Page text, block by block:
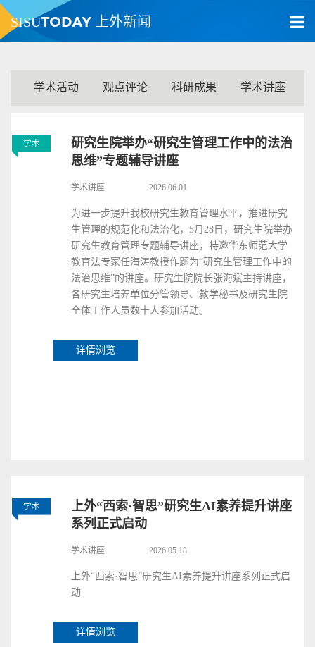
SISUTODAY 上外新闻
学术活动 观点评论 科研成果 学术讲座
学术
研究生院举办“研究生管理工作中的法治
思维”专题辅导讲座
学术讲座 2026.06.01
为进一步提升我校研究生教育管理水平，推进研究
生管理的规范化和法治化，5月28日，研究生院举办
研究生教育管理专题辅导讲座，特邀华东师范大学
教育法专家任海涛教授作题为“研究生管理工作中的
法治思维”的讲座。研究生院院长张海斌主持讲座，
各研究生培养单位分管领导、教学秘书及研究生院
全体工作人员数十人参加活动。
详情浏览
学术
上外“西索·智思”研究生AI素养提升讲座
系列正式启动
学术讲座 2026.05.18
上外“西索·智思”研究生AI素养提升讲座系列正式启
动
详情浏览